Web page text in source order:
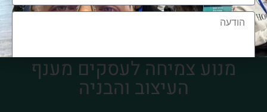
מנוע צמיחה לעסקים מענף
העיצוב והבניה
הצטרפות לקהילה